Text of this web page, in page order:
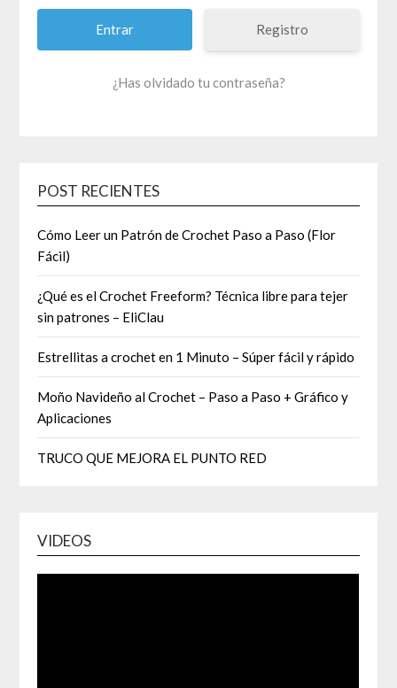
Registro
¿Has olvidado tu contraseña?
POST RECIENTES
Cómo Leer un Patrón de Crochet Paso a Paso (Flor
Fácil)
¿Qué es el Crochet Freeform? Técnica libre para tejer
sin patrones – EliClau
Estrellitas a crochet en 1 Minuto – Súper fácil y rápido
Moño Navideño al Crochet – Paso a Paso + Gráfico y
Aplicaciones
TRUCO QUE MEJORA EL PUNTO RED
VIDEOS